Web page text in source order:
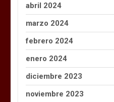
abril 2024
marzo 2024
febrero 2024
enero 2024
diciembre 2023
noviembre 2023